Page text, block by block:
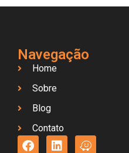
Navegação
Home
Sobre
Blog
Contato